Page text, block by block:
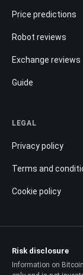
Price predictions
Robot reviews
Exchange reviews
Guide
LEGAL
Privacy policy
Terms and
Cookie policy
Risk disclosure
Information on